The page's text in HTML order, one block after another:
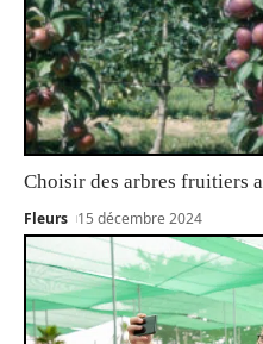
Choisir des arbres fruitiers
Fleurs 15 décembre 2024